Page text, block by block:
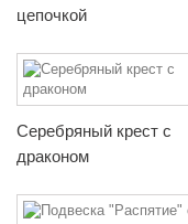
цепочкой
Серебряный крест с
драконом